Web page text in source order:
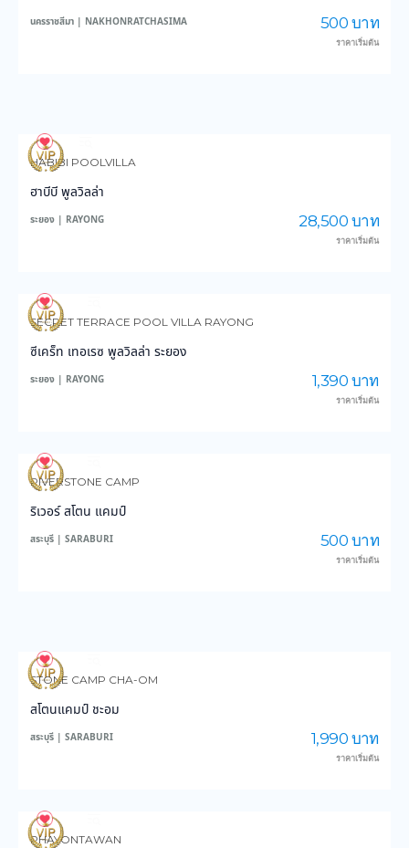
นครราชสีมา | NAKHONRATCHASIMA 500 บาท
ราคาเริ่มต้น
94
HABIBI POOLVILLA
ฮาบีบี พูลวิลล่า
ระยอง | RAYONG 28,500 บาท
ราคาเริ่มต้น
116
SECRET TERRACE POOL VILLA RAYONG
ซีเคร็ท เทอเรซ พูลวิลล่า ระยอง
ระยอง | RAYONG 1,390 บาท
ราคาเริ่มต้น
116
RIVERSTONE CAMP
ริเวอร์ สโตน แคมป์
สระบุรี | SARABURI 500 บาท
ราคาเริ่มต้น
119
STONE CAMP CHA-OM
สโตนแคมป์ ชะอม
สระบุรี | SARABURI 1,990 บาท
ราคาเริ่มต้น
235
PHAYONTAWAN